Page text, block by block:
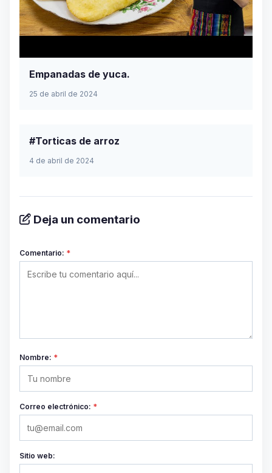
Empanadas de yuca.
25 de abril de 2024
#Torticas de arroz
4 de abril de 2024
Deja un comentario
Comentario: *
Nombre: *
Correo electrónico: *
Sitio web: